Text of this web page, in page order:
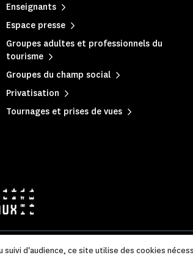
Enseignants
Espace presse
Groupes adultes et professionnels du
tourisme
Groupes du champ social
Privatisation
Tournages et prises de vues
| Informations légales et administratives |
suivi d'audience, ce site utilise des cookies